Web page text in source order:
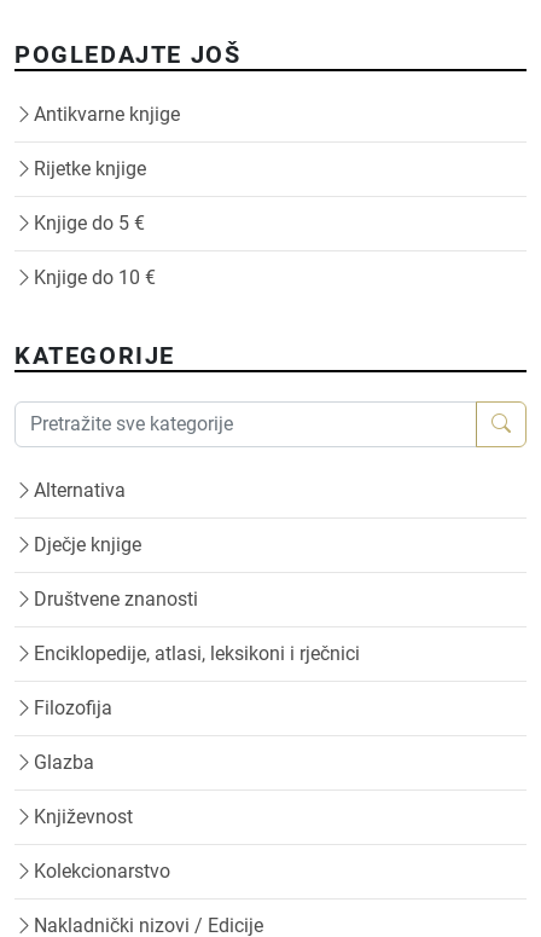
POGLEDAJTE JOŠ
Antikvarne knjige
Rijetke knjige
Knjige do 5 €
Knjige do 10 €
KATEGORIJE
Alternativa
Dječje knjige
Društvene znanosti
Enciklopedije, atlasi, leksikoni i rječnici
Filozofija
Glazba
Književnost
Kolekcionarstvo
Nakladnički nizovi / Edicije